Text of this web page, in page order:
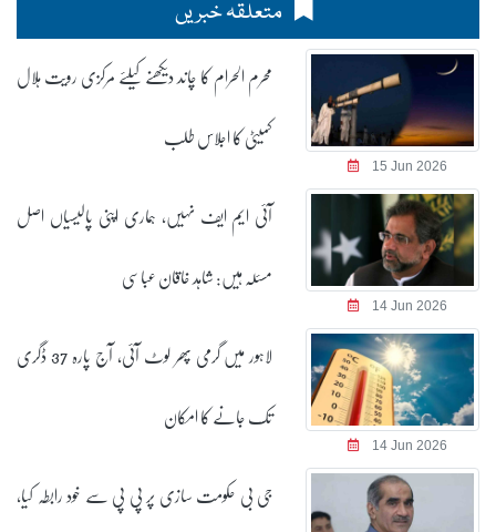
متعلقہ خبریں
15 Jun 2026
محرم الحرام کا چاند دیکھنے کیلئے مرکزی رویت ہلال
کمیٹی کا اجلاس طلب
14 Jun 2026
آئی ایم ایف نہیں، ہماری اپنی پالیسیاں اصل
مسئلہ ہیں: شاہد خاقان عباسی
14 Jun 2026
لاہور میں گرمی پھر لوٹ آئی، آج پارہ 37 ڈگری
تک جانے کا امکان
جی بی حکومت سازی پر پی پی سے خود رابطہ کیا،